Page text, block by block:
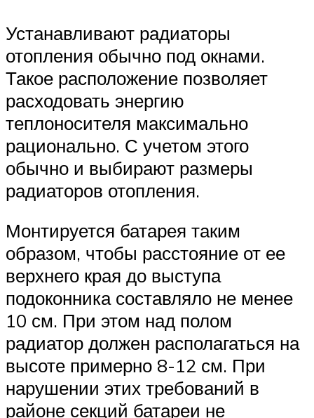
Устанавливают радиаторы
отопления обычно под окнами.
Такое расположение позволяет
расходовать энергию
теплоносителя максимально
рационально. С учетом этого
обычно и выбирают размеры
радиаторов отопления.
Монтируется батарея таким
образом, чтобы расстояние от ее
верхнего края до выступа
подоконника составляло не менее
10 см. При этом над полом
радиатор должен располагаться на
высоте примерно 8-12 см. При
нарушении этих требований в
районе секций батареи не